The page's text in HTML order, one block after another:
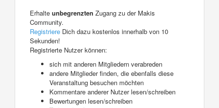
Erhalte unbegrenzten Zugang zu der Makis
Community.
Registriere Dich dazu kostenlos innerhalb von 10
Sekunden!
Registrierte Nutzer können:
sich mit anderen Mitgliedern verabreden
andere Mitglieder finden, die ebenfalls diese
Veranstaltung besuchen möchten
Kommentare anderer Nutzer lesen/schreiben
Bewertungen lesen/schreiben